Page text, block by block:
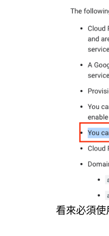
看來必須使